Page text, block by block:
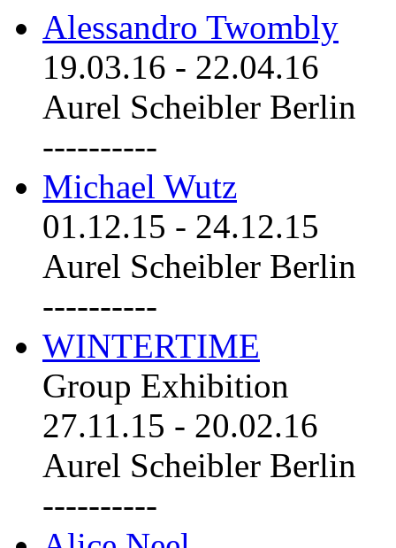
Alessandro Twombly
19.03.16 - 22.04.16
Aurel Scheibler Berlin
----------
Michael Wutz
01.12.15 - 24.12.15
Aurel Scheibler Berlin
----------
WINTERTIME
Group Exhibition
27.11.15 - 20.02.16
Aurel Scheibler Berlin
----------